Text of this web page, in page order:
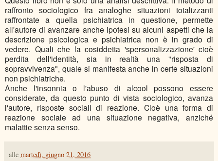
raffronto sociologico fra analoghe situazioni totalizzanti
raffrontate a quella psichiatrica in questione, permette
all'autore di avanzare anche ipotesi su alcuni aspetti che la
descrizione psicologica e psichiatrica non è in grado di
vedere. Quali che la cosiddetta 'spersonalizzazione' cioè
perdita dell'identità, sia in realtà una "risposta di
sopravvivenza", quale si manifesta anche in certe situazioni
non psichiatriche.
Anche l'insonnia o l'abuso di alcool possono essere
considerate, da questo punto di vista sociologico, avanza
l'autore, risposte sociali di reazione. Cioè una forma di
reazione sociale ad una situazione negativa, anziché
malattie senza senso.
alle martedì, giugno 21, 2016